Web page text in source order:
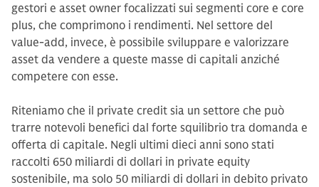
gestori e asset owner focalizzati sui segmenti core e core
plus, che comprimono i rendimenti. Nel settore del
value-add, invece, è possibile sviluppare e valorizzare
asset da vendere a queste masse di capitali anziché
competere con esse.
Riteniamo che il private credit sia un settore che può
trarre notevoli benefici dal forte squilibrio tra domanda e
offerta di capitale. Negli ultimi dieci anni sono stati
raccolti 650 miliardi di dollari in private equity
sostenibile, ma solo 50 miliardi di dollari in debito privato